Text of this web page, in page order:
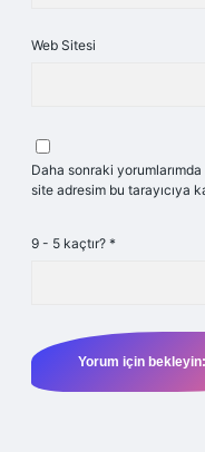
Web Sitesi
Daha sonraki
site adresim bu tarayıcıya
9 - 5 kaçtır? *